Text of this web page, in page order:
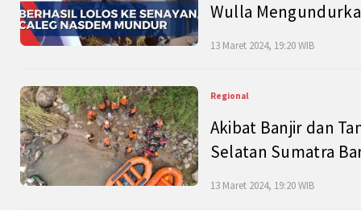
Wulla
13 Maret 2024, 19:20 WIB
Regional
Akibat Banjir dan
Selatan Sumatra
13 Maret 2024, 19:20 WIB